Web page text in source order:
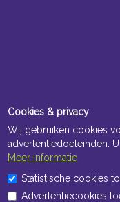
Cookies & privacy
Wij gebruiken cookies
advertentiedoeleinden.
Meer informatie
Statistische cookies
Advertentiecookies